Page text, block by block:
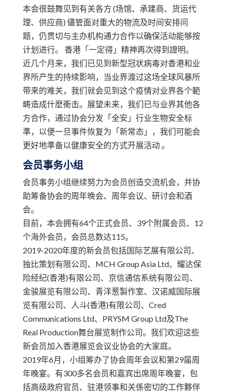
本会很鼓舞见到有关各方 (场馆、承建商、货运代
理、供应商) 儘管面对重大的物流及时间安排问
题，仍贯切与主办机构通力合作以确保活动能够按
计划进行。 香港「一定得」精神再次得到證明。
近几个月来，我们已见到新型冠状病毒对香港和业
界所产生的持续影响，当业界渡过这场全球风暴所
带来的难关，我们就会见到这个疫情对业界各个範
畴造成什麽衝击。展望未来，我们已与业界其他各
方合作，通过协会分发「全安」行业生物安全标
準，以便一旦事件恢复为「新常态」，我们可能会
更好地準备以健康安全的方式开展活动 。
会员事务小组
会员事务小组继续努力为会员创造交流机会，并协
助筹备协会的周年晚会、周年会议、研讨会和酒
会。
目前，本会拥有64个正式会员、39个附属会员、12
个海外会员，会员总数达115。
2019-2020年度的新会员包括国际艺展有限公司、
独比策划有限公司、MCH Group Asia Ltd、耀达保
险经纪(香港)有限公司、京信通信系统有限公司、
金骏展览有限公司、青洋葱製作室、汉诺威国际展
览有限公司、人斗(香港)有限公司、Cred
Communications Ltd、PRYSM Group Ltd及The
Real Production舞台展览制作公司。我们欢迎这些
新会员加入香港展览会议业协会的大家庭。
2019年6月，小组筹办了协会周年会议和第29届周
年晚宴。有300多名会员和嘉宾出席周年晚宴，包
括高级政府官员、驻港领事和关係密切的工作夥伴